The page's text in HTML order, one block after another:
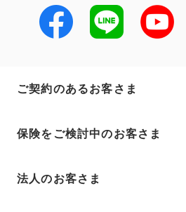
ご契約のあるお客さま
保険をご検討中のお客さま
法人のお客さま